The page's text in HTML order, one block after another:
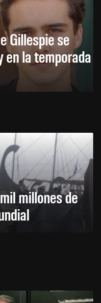
Gillespie se
en la temporada
millones de